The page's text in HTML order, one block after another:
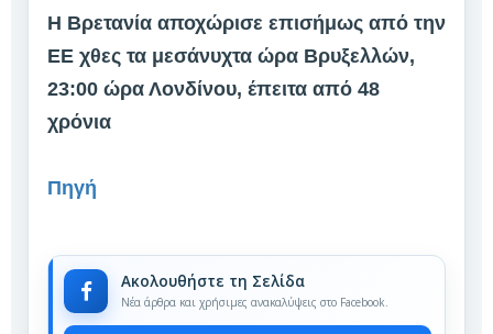
Η Βρετανία αποχώρισε επισήμως από την
ΕΕ χθες τα μεσάνυχτα ώρα Βρυξελλών,
23:00 ώρα Λονδίνου, έπειτα από 48
χρόνια
Πηγή
Ακολουθήστε τη Σελίδα
Νέα άρθρα και χρήσιμες ανακαλύψεις στο Facebook.